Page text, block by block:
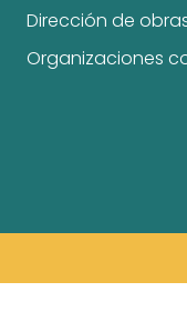
Dirección de
Organizaciones